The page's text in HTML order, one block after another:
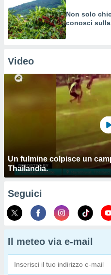
Non solo
conosci
Video
Un fulmine colpisce un
Thailandia.
Seguici
Il meteo via e-mail